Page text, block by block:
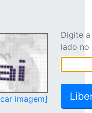
imagem]
Digite
lado no